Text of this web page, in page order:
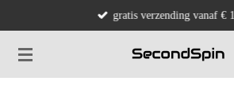
naar
de
gratis verzending vanaf €